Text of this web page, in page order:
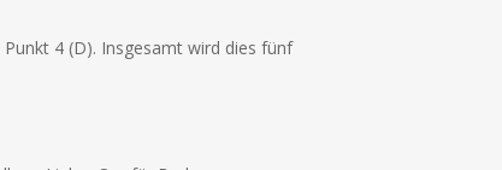
4 (D). Insgesamt wird dies fünf